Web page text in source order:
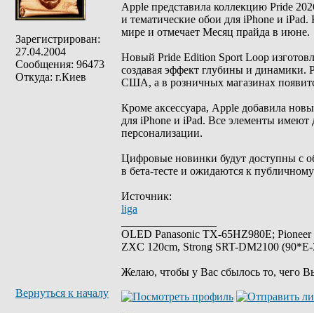
Зарегистрирован:
27.04.2004
Сообщения: 96473
Откуда: г.Киев
Apple представила коллекцию Pride
и тематические обои для iPhone и
мире и отмечает Месяц прайда в июне.
Новый Pride Edition Sport Loop
создавая эффект глубины и динамики.
США, а в розничных магазинах
Кроме аксессуара, Apple добавила
для iPhone и iPad. Все элементы
персонализации.
Цифровые новинки будут доступны с
в бета-тесте и ожидаются к
Источник:
liga
OLED Panasonic TX-65HZ980E;
ZXC 120cm, Strong SRT-DM2100
Желаю, чтобы у Вас сбылось то, чего
Вернуться к началу